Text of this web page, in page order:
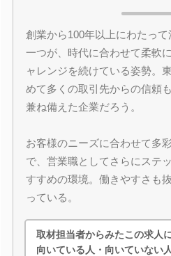
創業から100年以上にわたっ
一つが、時代に合わせて柔軟
ャレンジを続けている姿勢。
めて多くの取引先からの信頼
兼ね備えた企業だろう。
お客様のニーズに合わせて多
で、営業職としてさらにステ
すすめの環境。働きやすさも
っている。
取材担当者からみたこの求人
向いている人・向いていない